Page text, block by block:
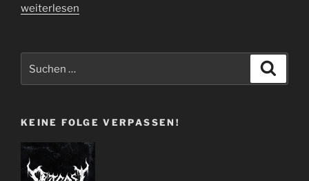
„Interview
Sebastian
weiterlesen
KEINE FOLGE VERPASSEN!